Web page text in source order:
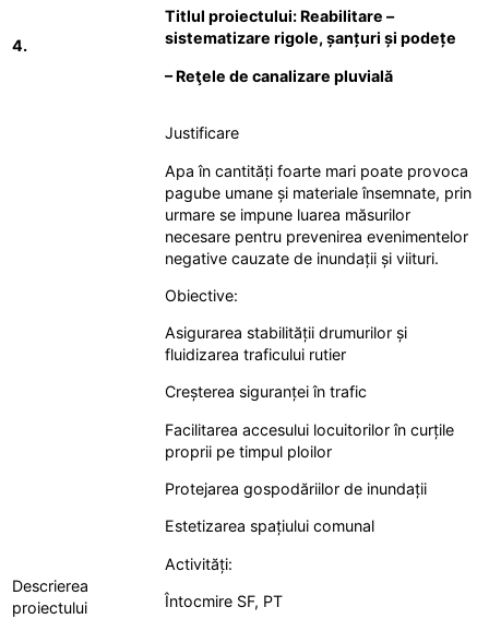
4.
Titlul proiectului: Reabilitare –
sistematizare rigole, șanțuri și podețe
– Reţele de canalizare pluvială
Descrierea
proiectului
Justificare
Apa în cantități foarte mari poate provoca
pagube umane și materiale însemnate, prin
urmare se impune luarea măsurilor
necesare pentru prevenirea evenimentelor
negative cauzate de inundații și viituri.
Obiective:
Asigurarea stabilității drumurilor și
fluidizarea traficului rutier
Creșterea siguranței în trafic
Facilitarea accesului locuitorilor în curțile
proprii pe timpul ploilor
Protejarea gospodăriilor de inundații
Estetizarea spațiului comunal
Activități:
Întocmire SF, PT